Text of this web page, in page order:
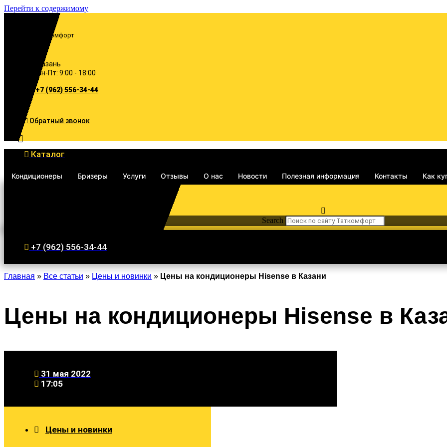
Перейти к содержимому
Включи комфорт
Казань
Пн-Пт: 9:00 - 18:00
+7 (962) 556-34-44
Обратный звонок
Каталог
Кондиционеры Бризеры Услуги Отзывы О нас Новости Полезная информация Контакты Как
Search
+7 (962) 556-34-44
Главная » Все статьи » Цены и новинки » Цены на кондиционеры Hisense в Казани
Цены на кондиционеры Hisense в
31 мая 2022
17:05
Цены и новинки